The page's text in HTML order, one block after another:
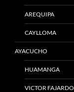
AREQUIPA
CAYLLOMA
AYACUCHO
HUAMANGA
VICTOR FAJARDO